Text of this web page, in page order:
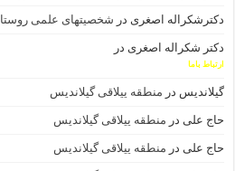
دکترشکراله اصغری در شخصیتهای علمی روستا
دکتر شکراله اصغری در
ارتباط باما
گیلاندیس در منطقه ییلاقی گیلاندیس
حاج علی در منطقه ییلاقی گیلاندیس
حاج علی در منطقه ییلاقی گیلاندیس